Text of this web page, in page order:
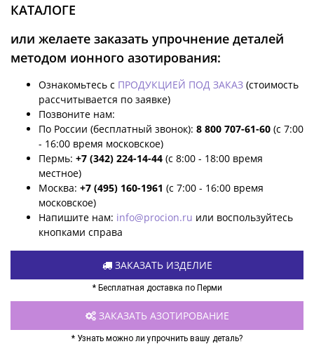
КАТАЛОГЕ
или желаете заказать упрочнение деталей
методом ионного азотирования:
Ознакомьтесь с ПРОДУКЦИЕЙ ПОД ЗАКАЗ (стоимость
рассчитывается по заявке)
Позвоните нам:
По России (бесплатный звонок): 8 800 707-61-60 (с 7:00
- 16:00 время московское)
Пермь: +7 (342) 224-14-44 (с 8:00 - 18:00 время
местное)
Москва: +7 (495) 160-1961 (с 7:00 - 16:00 время
московское)
Напишите нам: info@procion.ru или воспользуйтесь
кнопками справа
ЗАКАЗАТЬ ИЗДЕЛИЕ
* Бесплатная доставка по Перми
ЗАКАЗАТЬ АЗОТИРОВАНИЕ
* Узнать можно ли упрочнить вашу деталь?